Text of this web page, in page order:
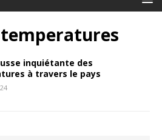
temperatures
inquiétante des
à travers le pays